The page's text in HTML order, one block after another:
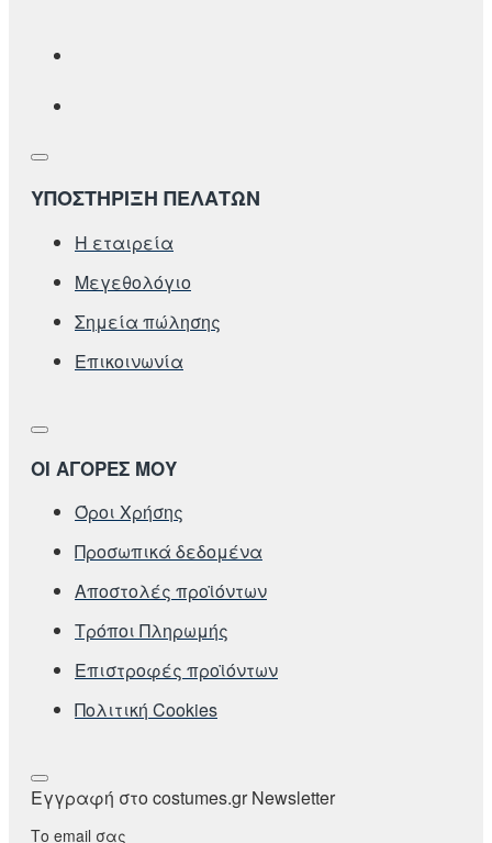
ΥΠΟΣΤΗΡΙΞΗ ΠΕΛΑΤΩΝ
Η εταιρεία
Μεγεθολόγιο
Σημεία πώλησης
Επικοινωνία
ΟΙ ΑΓΟΡΕΣ ΜΟΥ
Όροι Χρήσης
Προσωπικά δεδομένα
Αποστολές προϊόντων
Τρόποι Πληρωμής
Επιστροφές προϊόντων
Πολιτική Cookies
Εγγραφή στο costumes.gr Newsletter
Το email σας